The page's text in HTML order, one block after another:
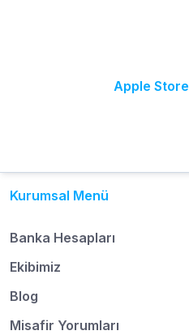
Apple Store
Kurumsal Menü
Banka Hesapları
Ekibimiz
Blog
Misafir Yorumları